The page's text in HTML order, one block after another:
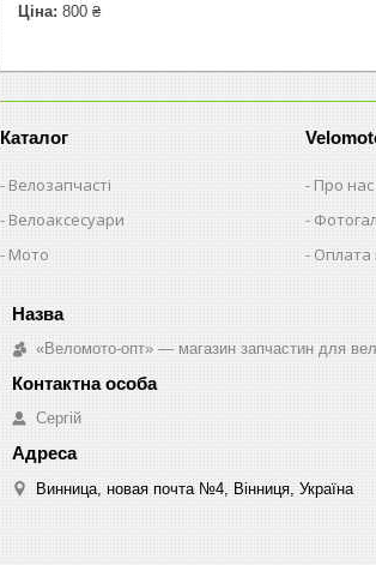
Ціна: 800 ₴
Каталог
Велозапчасті
Велоаксесуари
Мото
Про нас
Оплата
«Веломото-опт» — магазин запчастин для
Сергій
Винница, новая почта №4, Вінниця, Україна